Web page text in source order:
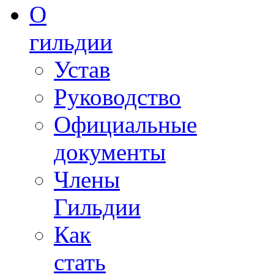
О
гильдии
Устав
Руководство
Официальные
документы
Члены
Гильдии
Как
стать